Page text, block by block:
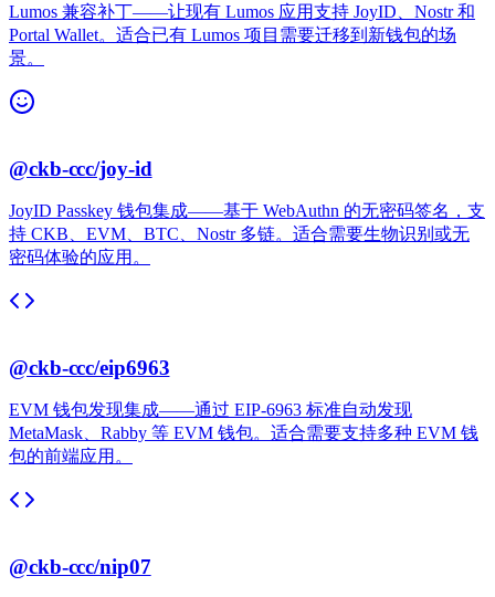
Lumos 兼容补丁——让现有 Lumos 应用支持 JoyID、Nostr 和
Portal Wallet。适合已有 Lumos 项目需要迁移到新钱包的场
景。
@ckb-ccc/joy-id
JoyID Passkey 钱包集成——基于 WebAuthn 的无密码签名，支
持 CKB、EVM、BTC、Nostr 多链。适合需要生物识别或无
密码体验的应用。
@ckb-ccc/eip6963
EVM 钱包发现集成——通过 EIP-6963 标准自动发现
MetaMask、Rabby 等 EVM 钱包。适合需要支持多种 EVM 钱
包的前端应用。
@ckb-ccc/nip07